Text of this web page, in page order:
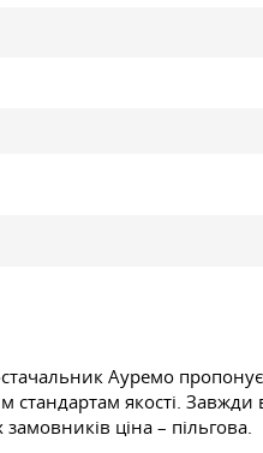
Ауремо
якості.
ціна – пільгова.